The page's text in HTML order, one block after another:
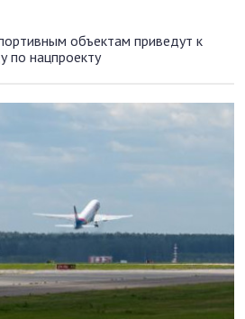
объектам приведут к
по нацпроекту